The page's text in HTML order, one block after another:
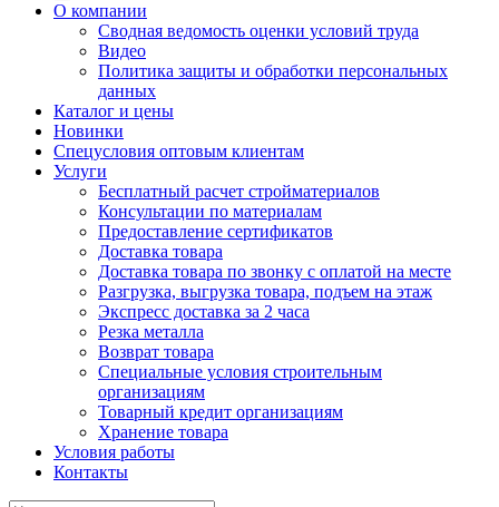
О компании
Сводная ведомость оценки условий труда
Видео
Политика защиты и обработки персональных
данных
Каталог и цены
Новинки
Спецусловия оптовым клиентам
Услуги
Бесплатный расчет стройматериалов
Консультации по материалам
Предоставление сертификатов
Доставка товара
Доставка товара по звонку с оплатой на месте
Разгрузка, выгрузка товара, подъем на этаж
Экспресс доставка за 2 часа
Резка металла
Возврат товара
Специальные условия строительным
организациям
Товарный кредит организациям
Хранение товара
Условия работы
Контакты